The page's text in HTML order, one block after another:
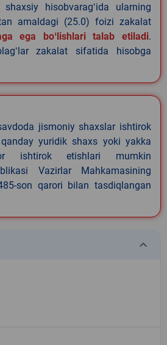
hisobvaragʻida ularning
amaldagi (25.0) foizi zakalat
ega boʻlishlari talab etiladi.
zakalat sifatida hisobga
jismoniy shaxslar ishtirok
yuridik shaxs yoki yakka
ishtirok etishlari mumkin
Vazirlar Mahkamasining
son qarori bilan tasdiqlangan
keyboard_arrow_down